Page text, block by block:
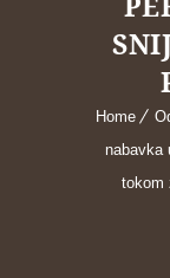
Home
nabavka
tokom